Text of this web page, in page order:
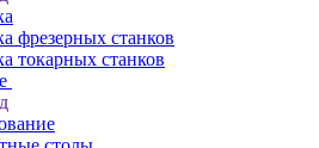
фрезерных станков
токарных станков